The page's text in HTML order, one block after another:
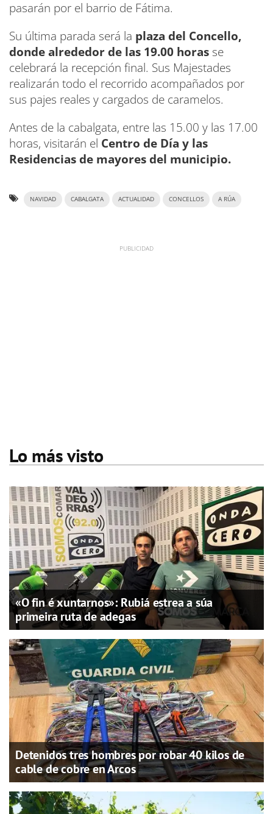
pasarán por el barrio de Fátima.
Su última parada será la plaza del Concello,
donde alrededor de las 19.00 horas se
celebrará la recepción final. Sus Majestades
realizarán todo el recorrido acompañados por
sus pajes reales y cargados de caramelos.
Antes de la cabalgata, entre las 15.00 y las 17.00
horas, visitarán el Centro de Día y las
Residencias de mayores del municipio.
NAVIDAD CABALGATA ACTUALIDAD CONCELLOS A RÚA
Lo más visto
«O fin é xuntarnos»: Rubiá estrea a súa
primeira ruta de adegas
Detenidos tres hombres por robar 40 kilos de
cable de cobre en Arcos